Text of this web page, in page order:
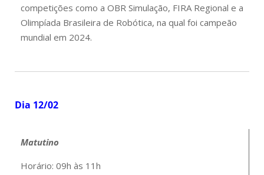
competições como a OBR Simulação, FIRA Regional e a
Olimpíada Brasileira de Robótica, na qual foi campeão
mundial em 2024.
Dia 12/02
Matutino
Horário: 09h às 11h